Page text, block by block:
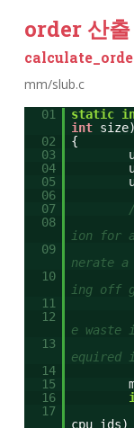
order 산출
mm/slub.c
01 static
int size)
02
{
03
04
05
06
07
08
ion for
09
nerate
10
ing off
11
12
e waste
13
equired
14
15
16
17